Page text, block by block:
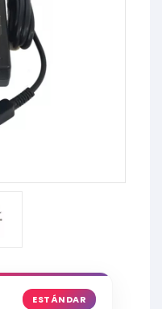
ESTÁNDAR